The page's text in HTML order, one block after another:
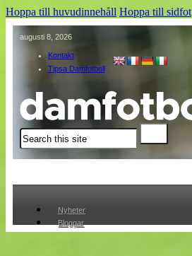
Hoppa till huvudinnehåll Hoppa till sidfot
augusti 8, 2026
Kontakt
Tipsa Damfotboll
Sök
Nyheter
Bloggar